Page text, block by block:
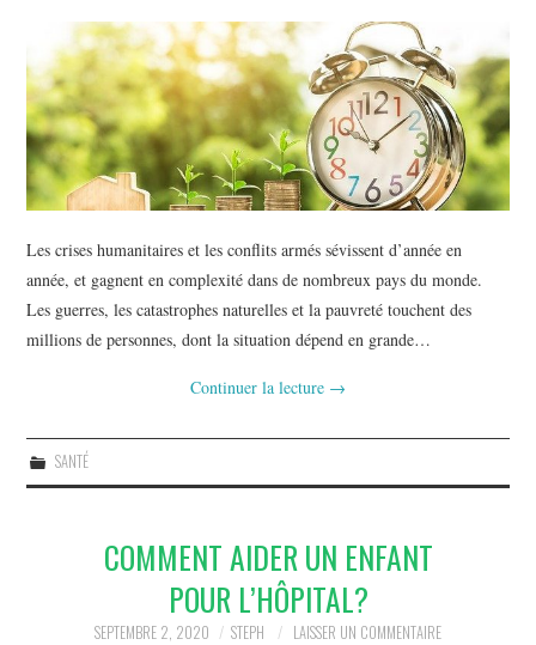
Les crises humanitaires et les conflits armés sévissent d’année en
année, et gagnent en complexité dans de nombreux pays du monde.
Les guerres, les catastrophes naturelles et la pauvreté touchent des
millions de personnes, dont la situation dépend en grande…
Continuer la lecture →
SANTÉ
COMMENT AIDER UN ENFANT
POUR L’HÔPITAL?
SEPTEMBRE 2, 2020 STEPH LAISSER UN COMMENTAIRE